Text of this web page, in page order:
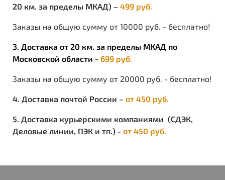
20 км. за пределы МКАД) – 499 руб.
Заказы на общую сумму от 10000 руб. - бесплатно!
3. Доставка от 20 км. за пределы МКАД по
Московской области - 699 руб.
Заказы на общую сумму от 20000 руб. - бесплатно!
4. Доставка почтой России – от 450 руб.
5. Доставка курьерскими компаниями (СДЭК,
Деловые линии, ПЭК и тп.) - от 450 руб.